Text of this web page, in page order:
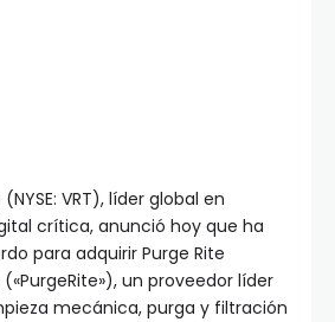
VRT), líder global en
crítica, anunció hoy que ha
para adquirir Purge Rite
un proveedor líder
mecánica, purga y filtración